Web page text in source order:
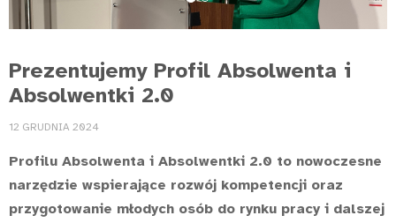
Prezentujemy Profil Absolwenta i
Absolwentki 2.0
12 GRUDNIA 2024
Profilu Absolwenta i Absolwentki 2.0 to nowoczesne
narzędzie wspierające rozwój kompetencji oraz
przygotowanie młodych osób do rynku pracy i dalszej